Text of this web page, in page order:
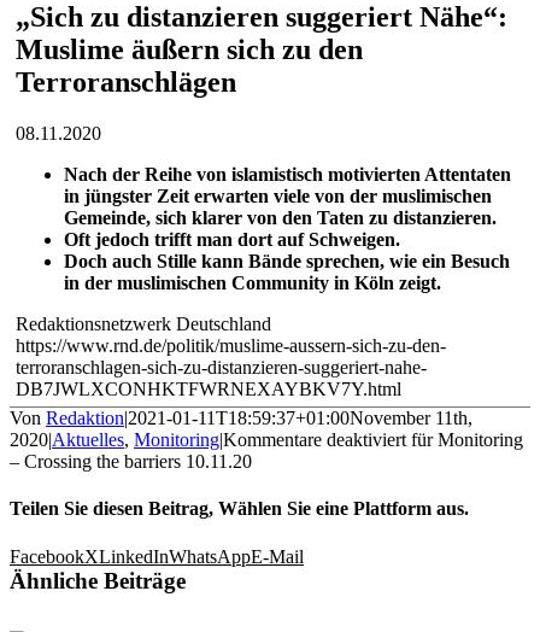
„Sich zu distanzieren suggeriert Nähe“:
Muslime äußern sich zu den
Terroranschlägen
08.11.2020
Nach der Reihe von islamistisch motivierten Attentaten
in jüngster Zeit erwarten viele von der muslimischen
Gemeinde, sich klarer von den Taten zu distanzieren.
Oft jedoch trifft man dort auf Schweigen.
Doch auch Stille kann Bände sprechen, wie ein Besuch
in der muslimischen Community in Köln zeigt.
Redaktionsnetzwerk Deutschland
https://www.rnd.de/politik/muslime-aussern-sich-zu-den-
terroranschlagen-sich-zu-distanzieren-suggeriert-nahe-
DB7JWLXCONHKTFWRNEXAYBKV7Y.html
Von Redaktion|2021-01-11T18:59:37+01:00November 11th,
2020|Aktuelles, Monitoring|Kommentare deaktiviert für Monitoring
– Crossing the barriers 10.11.20
Teilen Sie diesen Beitrag, Wählen Sie eine Plattform aus.
FacebookXLinkedInWhatsAppE-Mail
Ähnliche Beiträge